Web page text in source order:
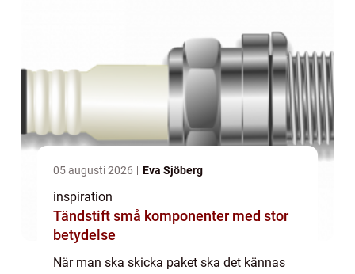
05 augusti 2026 Eva Sjöberg
inspiration
Tändstift små komponenter med stor
betydelse
När man ska skicka paket ska det kännas